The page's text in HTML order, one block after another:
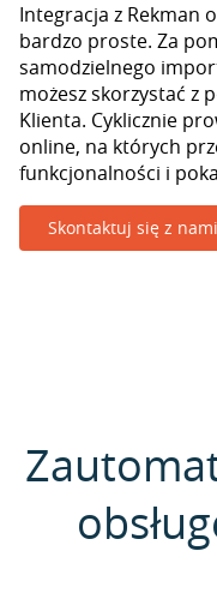
Integracja z Rekman
bardzo proste. Za
samodzielnego
możesz skorzystać z
Klienta. Cyklicznie
online, na których
funkcjonalności i
Skontaktuj się z